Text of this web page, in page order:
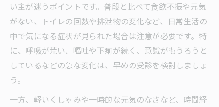
動物病院で症状を伝える際の具体的な伝え
方
動物病院での診察をスムーズにする症状の
説明法
動物病院で症状記録を活用する伝え方のポ
獣医師に症状を的確に伝える動物病院での
い主が迷うポイントです。普段と比べて食欲不振や元気
がない、トイレの回数や排泄物の変化など、日常生活の
中で気になる症状が見られた場合は注意が必要です。特
に、呼吸が荒い、嘔吐や下痢が続く、意識がもうろうと
しているなどの急な変化は、早めの受診を検討しましょ
う。
一方、軽いくしゃみや一時的な元気のなさなど、時間経